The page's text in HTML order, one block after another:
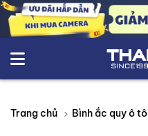
Trang chủ Bình ắc quy ô tô